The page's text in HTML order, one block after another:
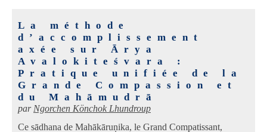
La méthode
d’accomplissement
axée sur Ārya
Avalokiteśvara :
Pratique unifiée de la
Grande Compassion et
du Mahāmudrā
parNgorchen Könchok Lhundroup
Ce sādhana de Mahākāruṇika, le Grand Compatissant,